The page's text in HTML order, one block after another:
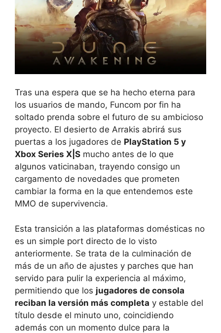
Tras una espera que se ha hecho eterna para
los usuarios de mando, Funcom por fin ha
soltado prenda sobre el futuro de su ambicioso
proyecto. El desierto de Arrakis abrirá sus
puertas a los jugadores de PlayStation 5 y
Xbox Series X|S mucho antes de lo que
algunos vaticinaban, trayendo consigo un
cargamento de novedades que prometen
cambiar la forma en la que entendemos este
MMO de supervivencia.
Esta transición a las plataformas domésticas no
es un simple port directo de lo visto
anteriormente. Se trata de la culminación de
más de un año de ajustes y parches que han
servido para pulir la experiencia al máximo,
permitiendo que los jugadores de consola
reciban la versión más completa y estable del
título desde el minuto uno, coincidiendo
además con un momento dulce para la